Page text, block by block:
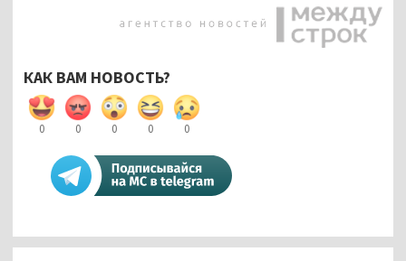
КАК ВАМ НОВОСТЬ?
0 0 0 0 0